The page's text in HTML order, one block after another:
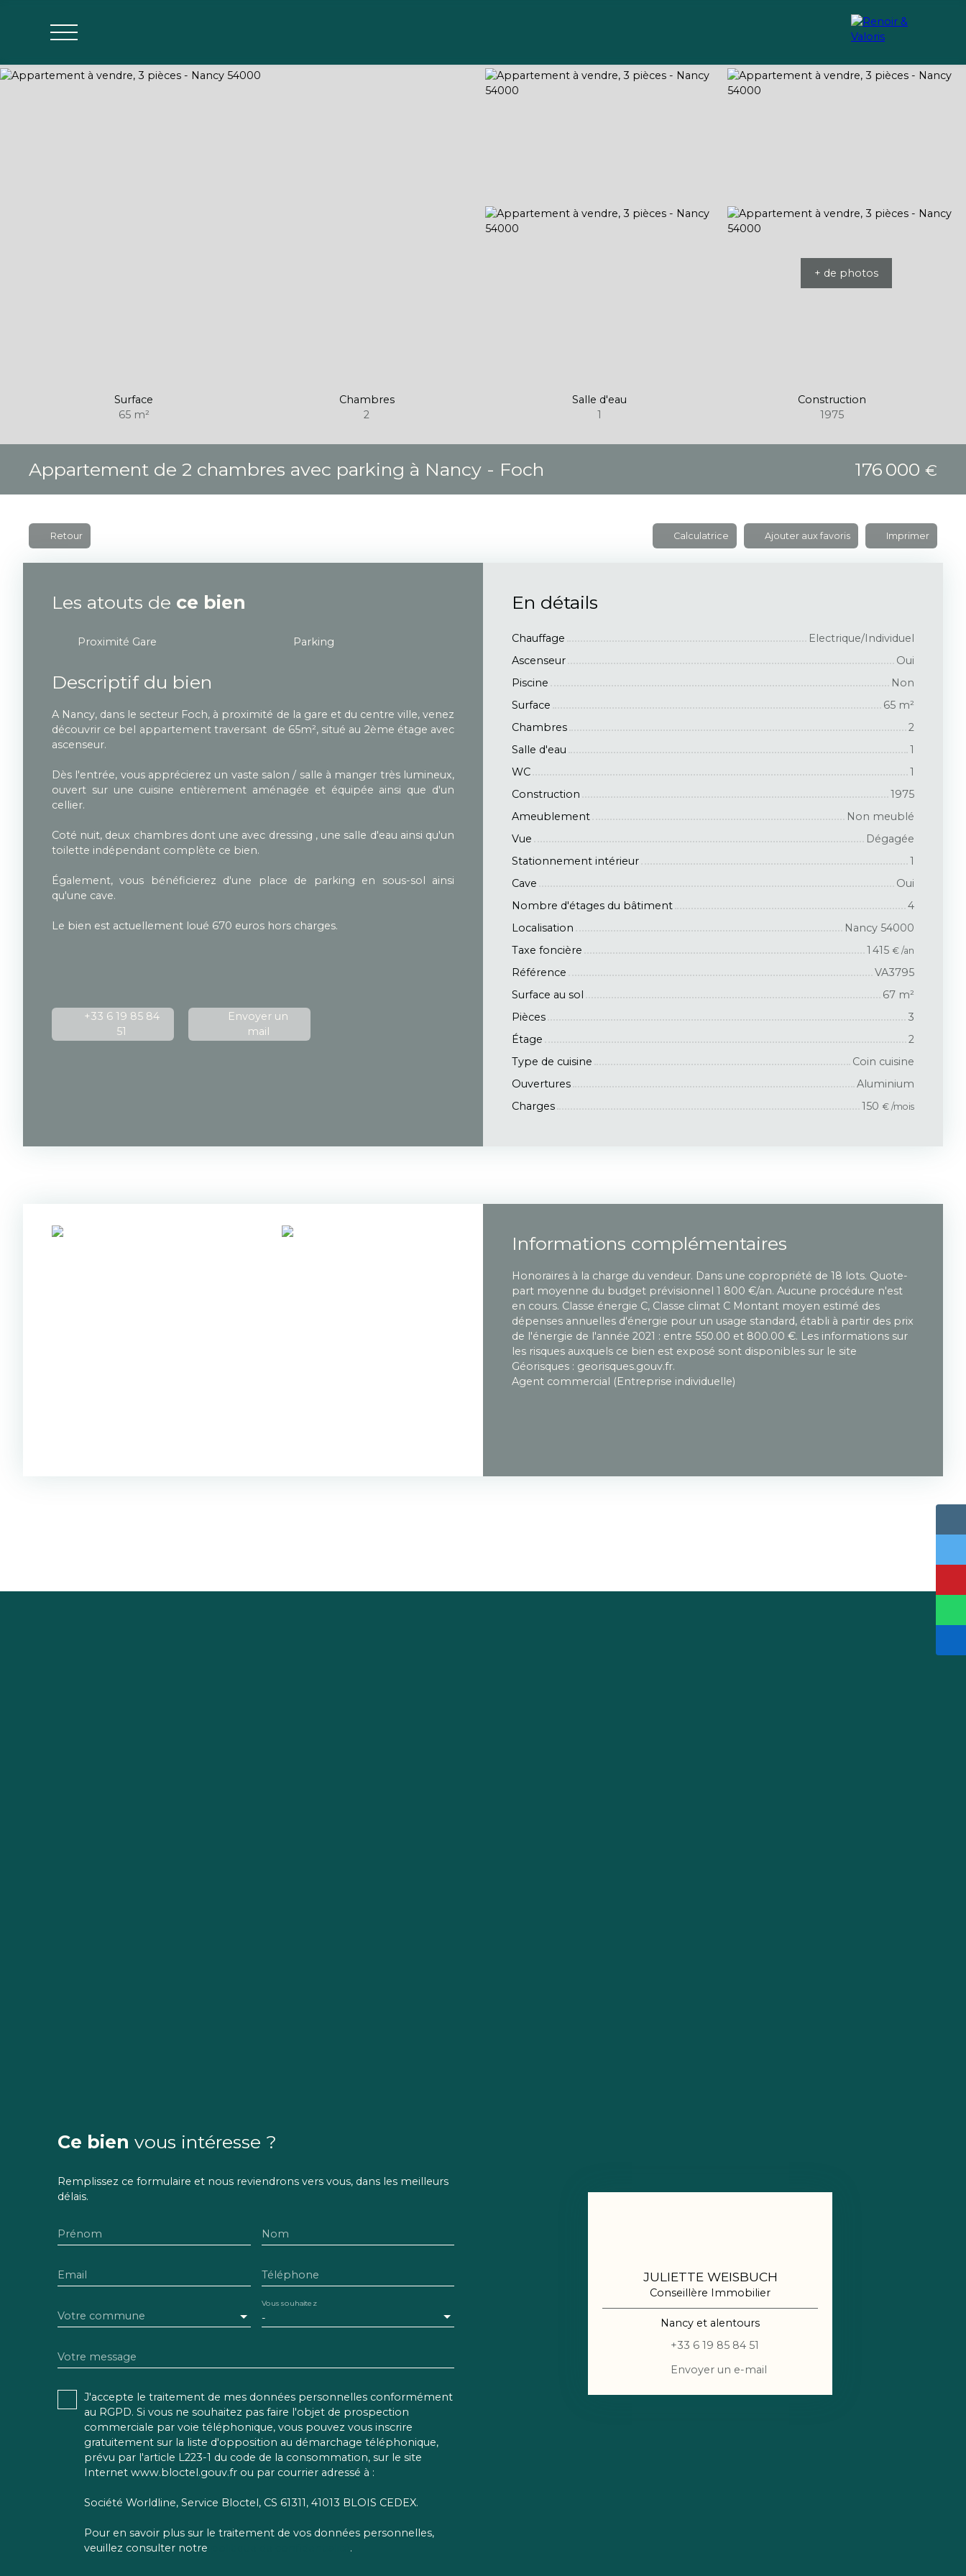
Gérer Recrutement
+ de photos
Surface
65 m²
Chambres
2
Salle d'eau
1
Construction
1975
Appartement de 2 chambres avec parking à Nancy - Foch 176 000 €
Retour Calculatrice Ajouter aux favoris Imprimer
Les atouts de ce bien
Proximité Gare Parking
Descriptif du bien
A Nancy, dans le secteur Foch, à proximité de la gare et du centre ville, venez
découvrir ce bel appartement traversant de 65m², situé au 2ème étage avec
ascenseur.
Dès l'entrée, vous apprécierez un vaste salon / salle à manger très lumineux,
ouvert sur une cuisine entièrement aménagée et équipée ainsi que d'un
cellier.
Coté nuit, deux chambres dont une avec dressing , une salle d'eau ainsi qu'un
toilette indépendant complète ce bien.
Également, vous bénéficierez d'une place de parking en sous-sol ainsi
qu'une cave.
Le bien est actuellement loué 670 euros hors charges.
+33 6 19 85 84
51
Envoyer un
mail
En détails
Chauffage
Electrique/Individuel
Ascenseur
Oui
Piscine
Non
Surface
65 m²
Chambres
2
Salle d'eau
1
WC
1
Construction
1975
Ameublement
Non meublé
Vue
Dégagée
Stationnement intérieur
1
Cave
Oui
Nombre d'étages du bâtiment
4
Localisation
Nancy 54000
Taxe foncière
1 415 € /an
Référence
VA3795
Surface au sol
67 m²
Pièces
3
Étage
2
Type de cuisine
Coin cuisine
Ouvertures
Aluminium
Charges
150 € /mois
Informations complémentaires
Honoraires à la charge du vendeur. Dans une copropriété de 18 lots. Quote-
part moyenne du budget prévisionnel 1 800 €/an. Aucune procédure n'est
en cours. Classe énergie C, Classe climat C Montant moyen estimé des
dépenses annuelles d'énergie pour un usage standard, établi à partir des prix
de l'énergie de l'année 2021 : entre 550.00 et 800.00 €. Les informations sur
les risques auxquels ce bien est exposé sont disponibles sur le site
Géorisques : georisques.gouv.fr.
Agent commercial (Entreprise individuelle)
Ce bien vous intéresse ?
Remplissez ce formulaire et nous reviendrons vers vous, dans les meilleurs
délais.
Prénom Nom
Email Téléphone
Votre commune -
Vous souhaitez
Votre message
J'accepte le traitement de mes données personnelles conformément
au RGPD. Si vous ne souhaitez pas faire l'objet de prospection
commerciale par voie téléphonique, vous pouvez vous inscrire
gratuitement sur la liste d'opposition au démarchage téléphonique,
prévu par l'article L223-1 du code de la consommation, sur le site
Internet www.bloctel.gouv.fr ou par courrier adressé à :
Société Worldline, Service Bloctel, CS 61311, 41013 BLOIS CEDEX.
Pour en savoir plus sur le traitement de vos données personnelles,
veuillez consulter notre
.
JULIETTE WEISBUCH
Conseillère Immobilier
Nancy et alentours
+33 6 19 85 84 51
Envoyer un e-mail